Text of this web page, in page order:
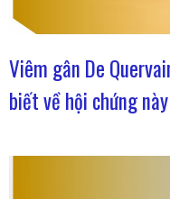
Viêm gân De
biết về hội chứng này